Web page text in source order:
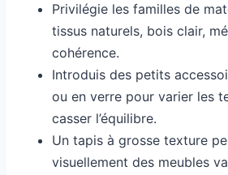
Privilégie les familles de
tissus naturels, bois clair,
cohérence.
Introduis des petits
ou en verre pour varier les
casser l’équilibre.
Un tapis à grosse texture
visuellement des meubles